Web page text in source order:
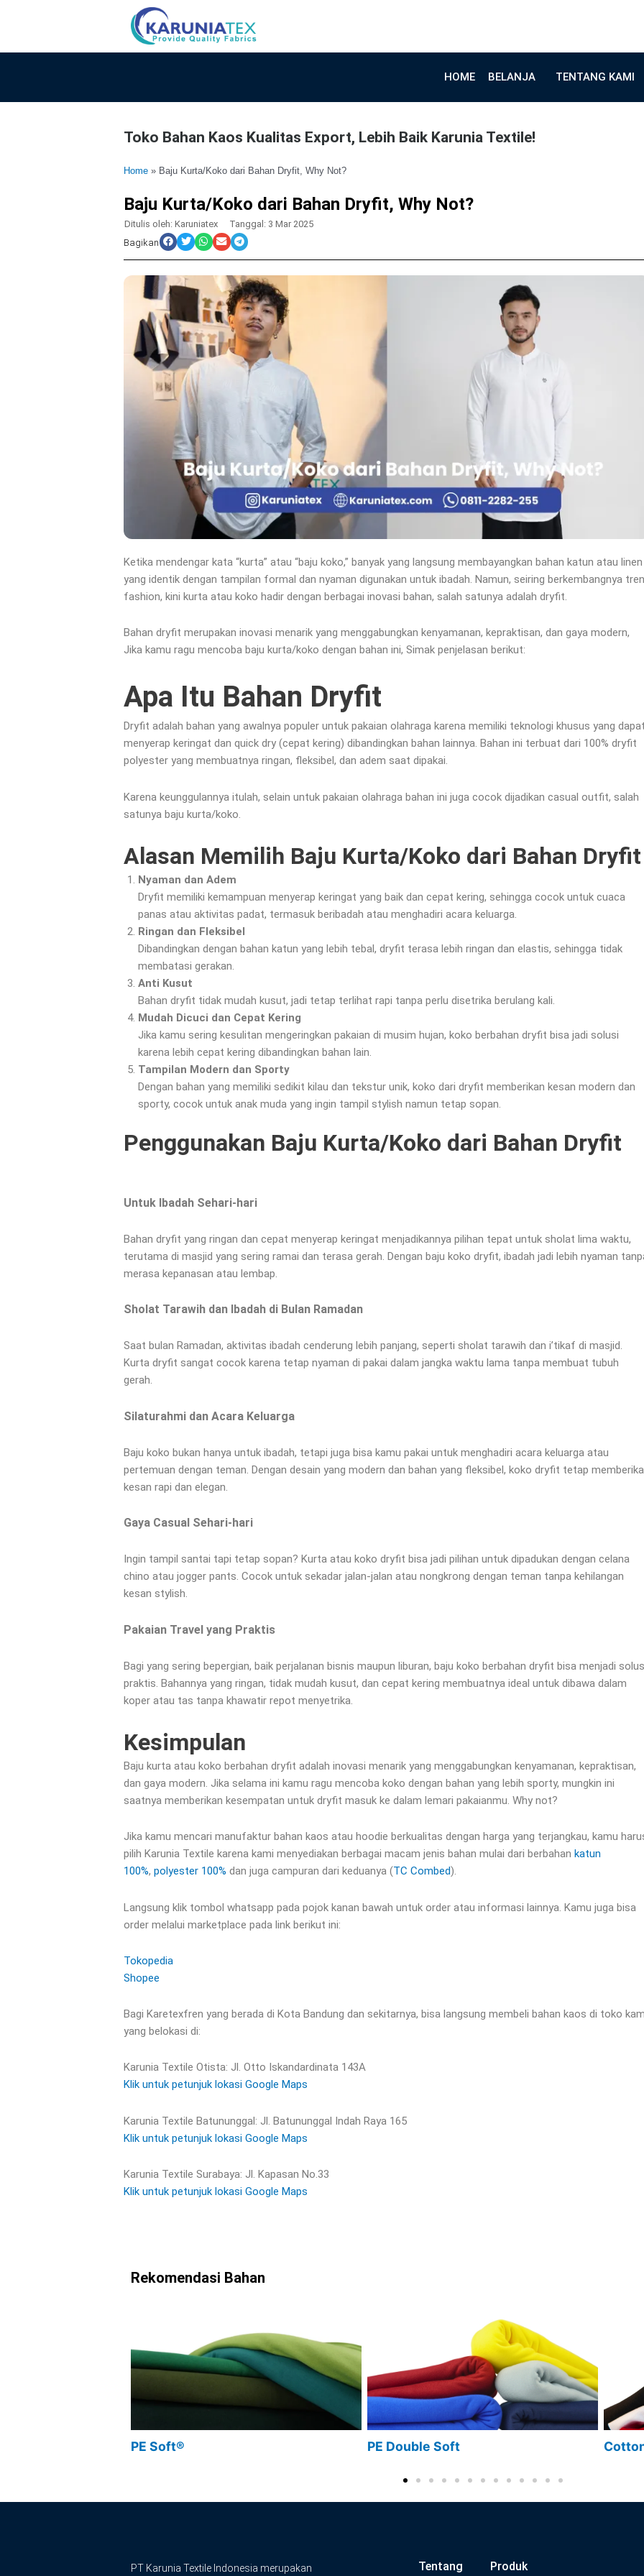
HOME BELANJA TENTANG KAMI
Toko Bahan Kaos Kualitas Export, Lebih Baik Karunia Textile!
Home » Baju Kurta/Koko dari Bahan Dryfit, Why Not?
Baju Kurta/Koko dari Bahan Dryfit, Why Not?
Ditulis oleh: Karuniatex Tanggal: 3 Mar 2025
Bagikan
Ketika mendengar kata “kurta” atau “baju koko,” banyak yang langsung membayangkan bahan katun atau linen
yang identik dengan tampilan formal dan nyaman digunakan untuk ibadah. Namun, seiring berkembangnya tren
fashion, kini kurta atau koko hadir dengan berbagai inovasi bahan, salah satunya adalah dryfit.
Bahan dryfit merupakan inovasi menarik yang menggabungkan kenyamanan, kepraktisan, dan gaya modern,
Jika kamu ragu mencoba baju kurta/koko dengan bahan ini, Simak penjelasan berikut:
Apa Itu Bahan Dryfit
Dryfit adalah bahan yang awalnya populer untuk pakaian olahraga karena memiliki teknologi khusus yang
menyerap keringat dan quick dry (cepat kering) dibandingkan bahan lainnya. Bahan ini terbuat dari 100% dryfit
polyester yang membuatnya ringan, fleksibel, dan adem saat dipakai.
Karena keunggulannya itulah, selain untuk pakaian olahraga bahan ini juga cocok dijadikan casual outfit, salah
satunya baju kurta/koko.
Alasan Memilih Baju Kurta/Koko dari Bahan Dryfit
Nyaman dan Adem
Dryfit memiliki kemampuan menyerap keringat yang baik dan cepat kering, sehingga cocok untuk cuaca
panas atau aktivitas padat, termasuk beribadah atau menghadiri acara keluarga.
Ringan dan Fleksibel
Dibandingkan dengan bahan katun yang lebih tebal, dryfit terasa lebih ringan dan elastis, sehingga tidak
membatasi gerakan.
Anti Kusut
Bahan dryfit tidak mudah kusut, jadi tetap terlihat rapi tanpa perlu disetrika berulang kali.
Mudah Dicuci dan Cepat Kering
Jika kamu sering kesulitan mengeringkan pakaian di musim hujan, koko berbahan dryfit bisa jadi solusi
karena lebih cepat kering dibandingkan bahan lain.
Tampilan Modern dan Sporty
Dengan bahan yang memiliki sedikit kilau dan tekstur unik, koko dari dryfit memberikan kesan modern dan
sporty, cocok untuk anak muda yang ingin tampil stylish namun tetap sopan.
Penggunakan Baju Kurta/Koko dari Bahan Dryfit
Untuk Ibadah Sehari-hari
Bahan dryfit yang ringan dan cepat menyerap keringat menjadikannya pilihan tepat untuk sholat lima waktu,
terutama di masjid yang sering ramai dan terasa gerah. Dengan baju koko dryfit, ibadah jadi lebih nyaman
merasa kepanasan atau lembap.
Sholat Tarawih dan Ibadah di Bulan Ramadan
Saat bulan Ramadan, aktivitas ibadah cenderung lebih panjang, seperti sholat tarawih dan i’tikaf di masjid.
Kurta dryfit sangat cocok karena tetap nyaman di pakai dalam jangka waktu lama tanpa membuat tubuh
gerah.
Silaturahmi dan Acara Keluarga
Baju koko bukan hanya untuk ibadah, tetapi juga bisa kamu pakai untuk menghadiri acara keluarga atau
pertemuan dengan teman. Dengan desain yang modern dan bahan yang fleksibel, koko dryfit tetap
kesan rapi dan elegan.
Gaya Casual Sehari-hari
Ingin tampil santai tapi tetap sopan? Kurta atau koko dryfit bisa jadi pilihan untuk dipadukan dengan celana
chino atau jogger pants. Cocok untuk sekadar jalan-jalan atau nongkrong dengan teman tanpa kehilangan
kesan stylish.
Pakaian Travel yang Praktis
Bagi yang sering bepergian, baik perjalanan bisnis maupun liburan, baju koko berbahan dryfit bisa menjadi
praktis. Bahannya yang ringan, tidak mudah kusut, dan cepat kering membuatnya ideal untuk dibawa dalam
koper atau tas tanpa khawatir repot menyetrika.
Kesimpulan
Baju kurta atau koko berbahan dryfit adalah inovasi menarik yang menggabungkan kenyamanan, kepraktisan,
dan gaya modern. Jika selama ini kamu ragu mencoba koko dengan bahan yang lebih sporty, mungkin ini
saatnya memberikan kesempatan untuk dryfit masuk ke dalam lemari pakaianmu. Why not?
Jika kamu mencari manufaktur bahan kaos atau hoodie berkualitas dengan harga yang terjangkau, kamu
pilih Karunia Textile karena kami menyediakan berbagai macam jenis bahan mulai dari berbahan katun
100%, polyester 100% dan juga campuran dari keduanya (TC Combed).
Langsung klik tombol whatsapp pada pojok kanan bawah untuk order atau informasi lainnya. Kamu juga bisa
order melalui marketplace pada link berikut ini:
Tokopedia
Shopee
Bagi Karetexfren yang berada di Kota Bandung dan sekitarnya, bisa langsung membeli bahan kaos di toko
yang belokasi di:
Karunia Textile Otista: Jl. Otto Iskandardinata 143A
Klik untuk petunjuk lokasi Google Maps
Karunia Textile Batununggal: Jl. Batununggal Indah Raya 165
Klik untuk petunjuk lokasi Google Maps
Karunia Textile Surabaya: Jl. Kapasan No.33
Klik untuk petunjuk lokasi Google Maps
Rekomendasi Bahan
PE Soft® PE Double Soft
PT Karunia Textile Indonesia merupakan Tentang Produk